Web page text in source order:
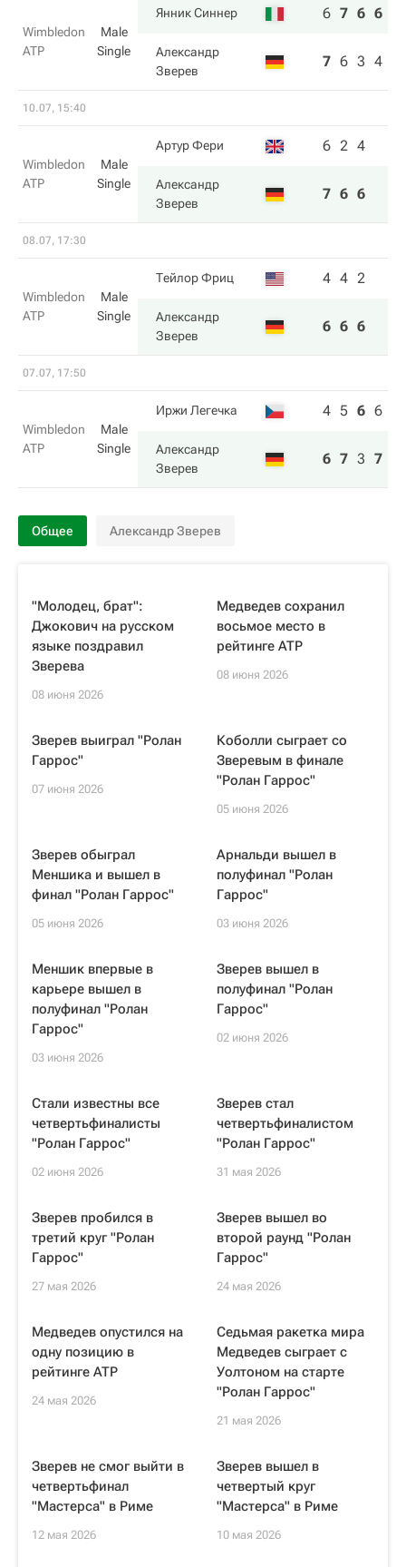
Wimbledon
ATP
Male
Single
Янник Синнер 6 7 6 6
Александр
Зверев
7 6 3 4
10.07, 15:40
Wimbledon
ATP
Male
Single
Артур Фери 6 2 4
Александр
Зверев
7 6 6
08.07, 17:30
Wimbledon
ATP
Male
Single
Тейлор Фриц 4 4 2
Александр
Зверев
6 6 6
07.07, 17:50
Wimbledon
ATP
Male
Single
Иржи Легечка 4 5 6 6
Александр
Зверев
6 7 3 7
Общее Александр Зверев
"Молодец, брат":
Джокович на русском
языке поздравил
Зверева
08 июня 2026
Медведев сохранил
восьмое место в
рейтинге ATP
08 июня 2026
Зверев выиграл "Ролан
Гаррос"
07 июня 2026
Коболли сыграет со
Зверевым в финале
"Ролан Гаррос"
05 июня 2026
Зверев обыграл
Меншика и вышел в
финал "Ролан Гаррос"
05 июня 2026
Арнальди вышел в
полуфинал "Ролан
Гаррос"
03 июня 2026
Меншик впервые в
карьере вышел в
полуфинал "Ролан
Гаррос"
03 июня 2026
Зверев вышел в
полуфинал "Ролан
Гаррос"
02 июня 2026
Стали известны все
четвертьфиналисты
"Ролан Гаррос"
02 июня 2026
Зверев стал
четвертьфиналистом
"Ролан Гаррос"
31 мая 2026
Зверев пробился в
третий круг "Ролан
Гаррос"
27 мая 2026
Зверев вышел во
второй раунд "Ролан
Гаррос"
24 мая 2026
Медведев опустился на
одну позицию в
рейтинге ATP
24 мая 2026
Седьмая ракетка мира
Медведев сыграет с
Уолтоном на старте
"Ролан Гаррос"
21 мая 2026
Зверев не смог выйти в
четвертьфинал
"Мастерса" в Риме
12 мая 2026
Зверев вышел в
четвертый круг
"Мастерса" в Риме
10 мая 2026